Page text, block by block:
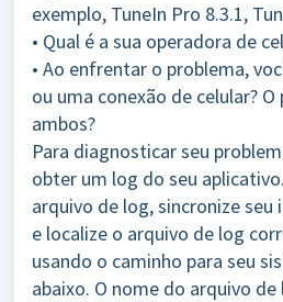
exemplo, TuneIn Pro 8.3.1,
• Qual é a sua operadora de
• Ao enfrentar o problema,
ou uma conexão de celular?
ambos?
Para diagnosticar seu
obter um log do seu
arquivo de log, sincronize seu
e localize o arquivo de log
usando o caminho para seu
abaixo. O nome do arquivo